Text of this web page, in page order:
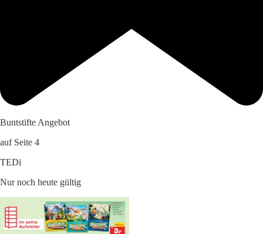
Buntstifte Angebot
auf Seite 4
TEDi
Nur noch heute gültig